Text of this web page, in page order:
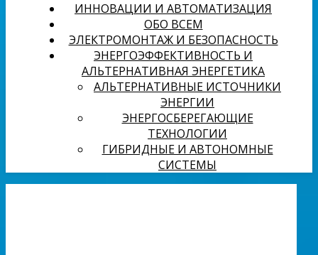
ИННОВАЦИИ И АВТОМАТИЗАЦИЯ
ОБО ВСЕМ
ЭЛЕКТРОМОНТАЖ И БЕЗОПАСНОСТЬ
ЭНЕРГОЭФФЕКТИВНОСТЬ И
АЛЬТЕРНАТИВНАЯ ЭНЕРГЕТИКА
АЛЬТЕРНАТИВНЫЕ ИСТОЧНИКИ
ЭНЕРГИИ
ЭНЕРГОСБЕРЕГАЮЩИЕ
ТЕХНОЛОГИИ
ГИБРИДНЫЕ И АВТОНОМНЫЕ
СИСТЕМЫ